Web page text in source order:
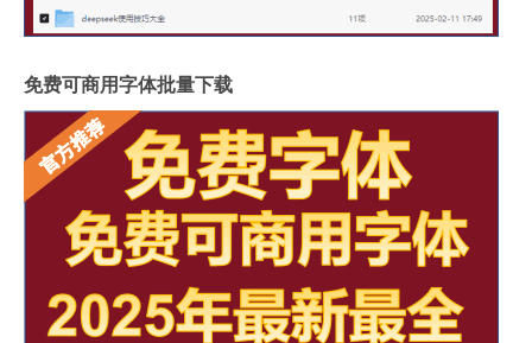
免费可商用字体批量下载